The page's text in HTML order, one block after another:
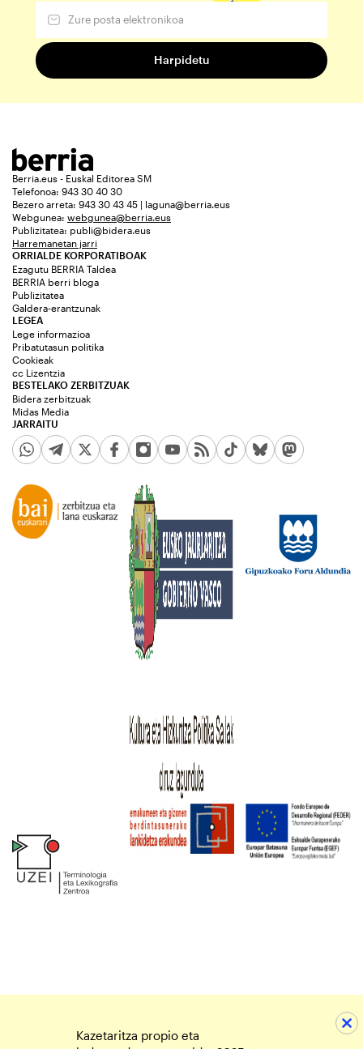
Berria.eus - Euskal Editorea SM
Telefonoa: 943 30 40 30
Bezero arreta: 943 30 43 45 | laguna@berria.eus
Webgunea: webgunea@berria.eus
Publizitatea: publi@bidera.eus
Harremanetan jarri
ORRIALDE KORPORATIBOAK
Ezagutu BERRIA Taldea
BERRIA berri bloga
Publizitatea
Galdera-erantzunak
JARRAITU
LEGEA
Lege informazioa
Pribatutasun politika
Cookieak
cc Lizentzia
BESTELAKO ZERBITZUAK
Bidera zerbitzuak
Midas Media
Kazetaritza propio eta